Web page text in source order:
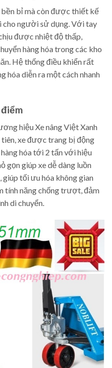
bền bỉ mà còn được thiết kế
cho người sử dụng. Với tay
được nhiệt độ thấp,
hàng hóa trong các kho
Hệ thống điều khiển rất
hóa diễn ra một cách nhanh
hiệu Xe nâng Việt Xanh
xe được trang bị động
hóa tới 2 tấn với hiệu
gọn giúp xe dễ dàng luồn
giúp tối ưu hóa không gian
tính năng chống trượt, đảm
di chuyển.